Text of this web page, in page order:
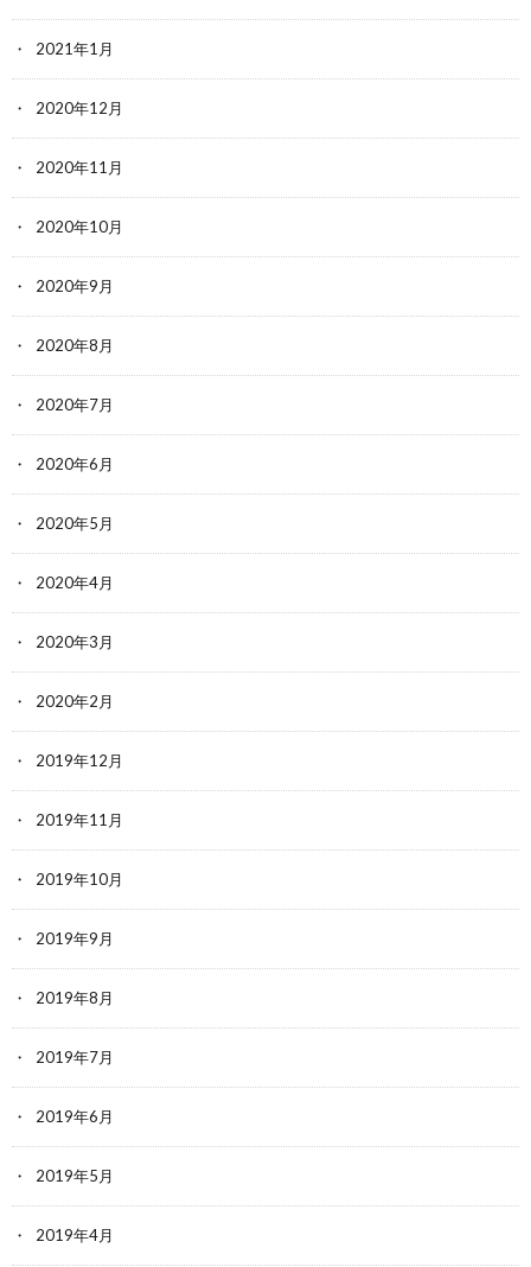
2021年1月
2020年12月
2020年11月
2020年10月
2020年9月
2020年8月
2020年7月
2020年6月
2020年5月
2020年4月
2020年3月
2020年2月
2019年12月
2019年11月
2019年10月
2019年9月
2019年8月
2019年7月
2019年6月
2019年5月
2019年4月